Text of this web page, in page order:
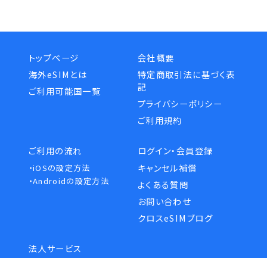
トップページ
海外eSIMとは
ご利用可能国一覧
ご利用の流れ
・iOSの設定方法
・Androidの設定方法
法人サービス
会社概要
特定商取引法に基づく表
記
プライバシーポリシー
ご利用規約
ログイン・会員登録
キャンセル補償
よくある質問
お問い合わせ
クロスeSIMブログ